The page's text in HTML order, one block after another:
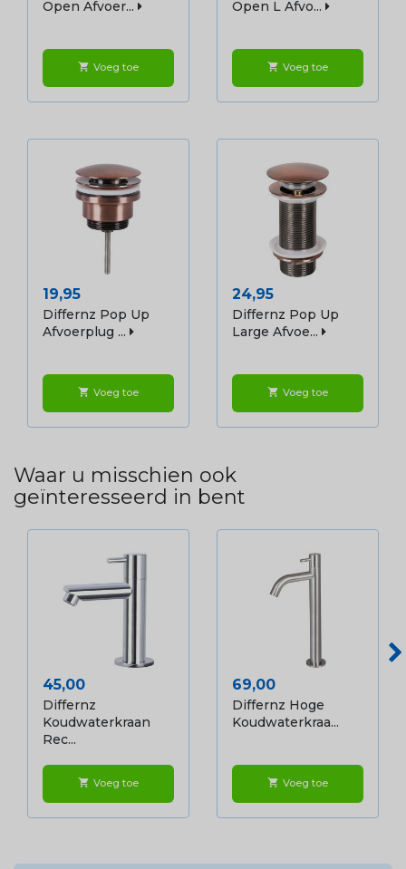
Open Afvoer...
shopping_cart Voeg toe
Open L Afvo...
shopping_cart Voeg toe
Prijs
19,95
Differnz Pop Up
Afvoerplug ...
shopping_cart Voeg toe
Prijs
24,95
Differnz Pop Up
Large Afvoe...
shopping_cart Voeg toe
Waar u misschien ook
geïnteresseerd in bent
Prijs
45,00
Differnz
Koudwaterkraan
Rec...
shopping_cart Voeg toe
Prijs
69,00
Differnz Hoge
Koudwaterkraa...
shopping_cart Voeg toe